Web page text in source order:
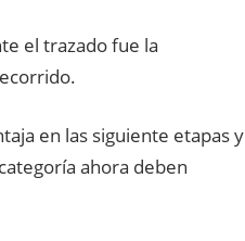
el trazado fue la
en las siguiente etapas y
ahora deben